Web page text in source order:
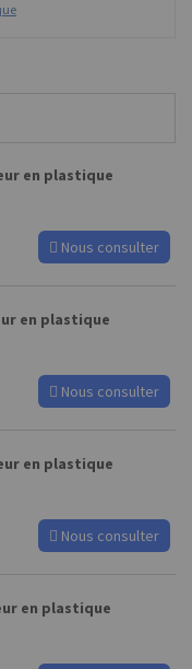
en plastique
Nous consulter
en plastique
Nous consulter
en plastique
Nous consulter
en plastique